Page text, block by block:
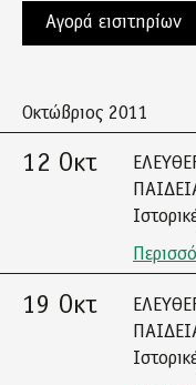
Αγορά εισιτηρίων
Οκτώβριος 2011
12 Οκτ
19 Οκτ